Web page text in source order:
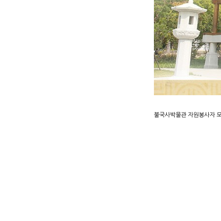
불국사박물관 자원봉사자